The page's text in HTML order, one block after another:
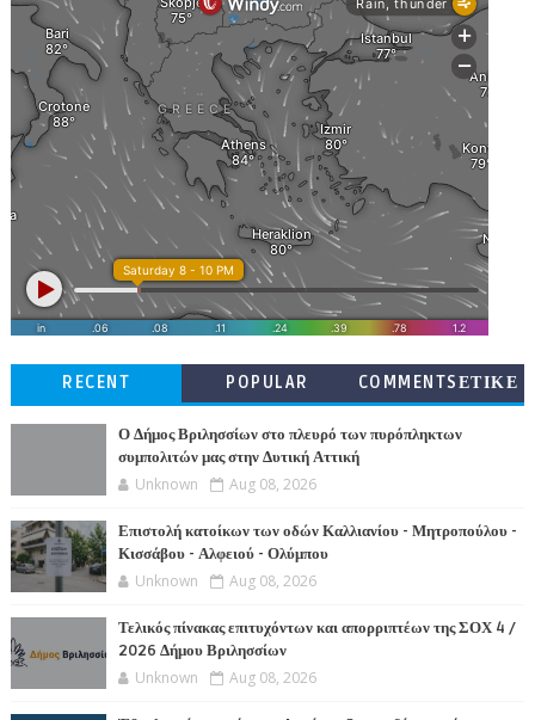
RECENT POPULAR
COMMENTSΕΤΙΚΕ
Ο Δήμος Βριλησσίων στο πλευρό των πυρόπληκτων
συμπολιτών μας στην Δυτική Αττική
Unknown Aug 08, 2026
Επιστολή κατοίκων των οδών Καλλιανίου - Μητροπούλου -
Κισσάβου - Αλφειού - Ολύμπου
Unknown Aug 08, 2026
Τελικός πίνακας επιτυχόντων και απορριπτέων της ΣΟΧ 4 /
2026 Δήμου Βριλησσίων
Unknown Aug 08, 2026